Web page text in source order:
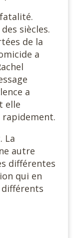
siècles.
de la
a
a
elle
La
autre
différentes
qui en
différents